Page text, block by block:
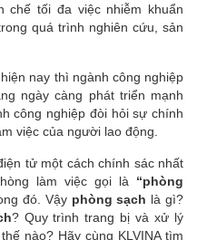
chế tối đa việc nhiễm khuẩn
quá trình nghiên cứu, sản
nay thì ngành công nghiệp
ngày càng phát triển mạnh
công nghiệp đòi hỏi sự chính
việc của người lao động.
tử một cách chính sác nhất
làm việc gọi là “phòng
đó. Vậyphòng sạch là gì?
? Quy trình trang bị và xử lý
nào? Hãy cùng KLVINA tìm